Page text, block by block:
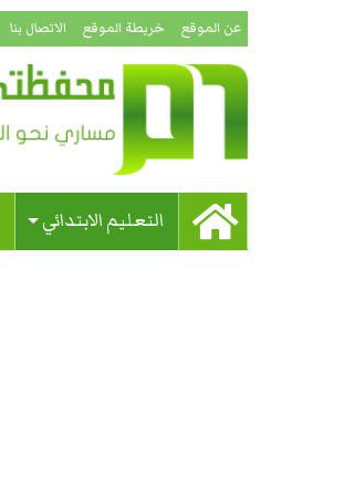
عن الموقع خريطة الموقع الاتصال بنا
التعليم الابتدائي